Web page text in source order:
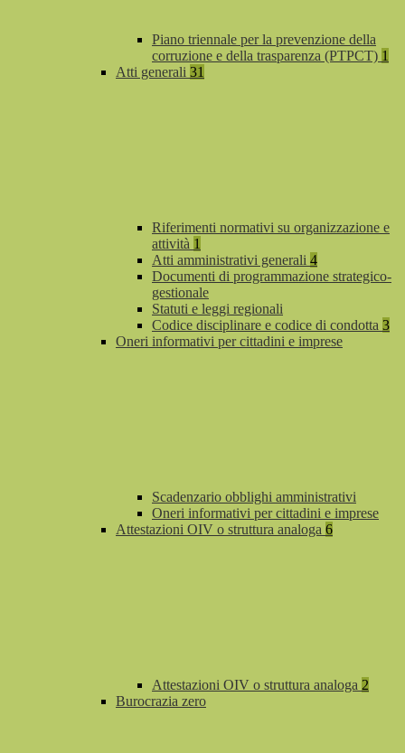
Piano triennale per la prevenzione della
corruzione e della trasparenza (PTPCT) 1
Atti generali 31
Riferimenti normativi su organizzazione e
attività 1
Atti amministrativi generali 4
Documenti di programmazione strategico-
gestionale
Statuti e leggi regionali
Codice disciplinare e codice di condotta 3
Oneri informativi per cittadini e imprese
Scadenzario obblighi amministrativi
Oneri informativi per cittadini e imprese
Attestazioni OIV o struttura analoga 6
Attestazioni OIV o struttura analoga 2
Burocrazia zero